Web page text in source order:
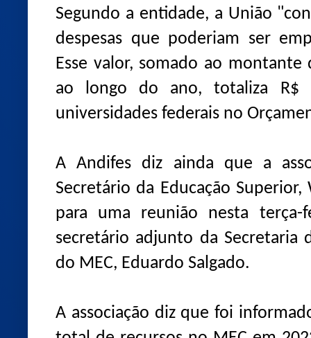
Segundo a entidade, a União
despesas que poderiam ser
Esse valor, somado ao
ao longo do ano, totaliza R$
universidades federais no
A Andifes diz ainda que a
Secretário da Educação Superior,
para uma reunião nesta
secretário adjunto da Secretaria
do MEC, Eduardo Salgado.
A associação diz que foi